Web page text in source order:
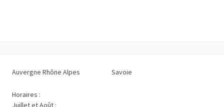
Auvergne Rhône Alpes Savoie
Horaires :
Juillet et Août :